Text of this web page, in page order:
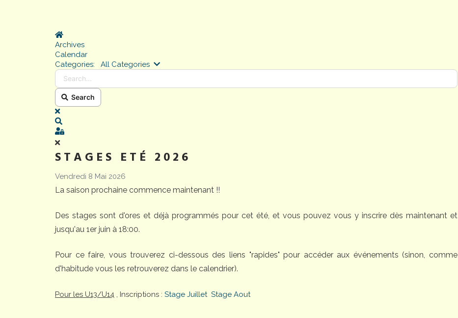
Home
Archives
Calendar
Categories:
All Categories Search...
Search
x
Sign In
STAGES ETÉ 2026
Vendredi 8 Mai 2026
La saison prochaine commence maintenant !!
Des stages sont d'ores et déjà programmés pour cet été, et vous pouvez vous y inscrire dès maintenant et
jusqu'au 1er juin à 18:00.
Pour ce faire, vous trouverez ci-dessous des liens "rapides" pour accéder aux événements (sinon, comme
d'habitude vous les retrouverez dans le calendrier).
Pour les U13/U14 , Inscriptions : Stage Juillet Stage Aout